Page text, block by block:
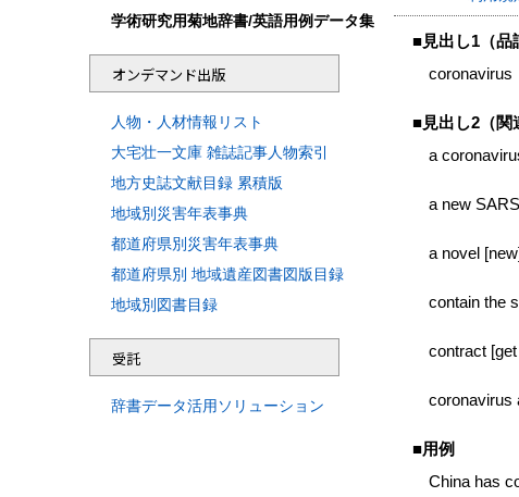
■見出し1（品
■見出し2（関
a
a new
a novel
contain the
contract
coronavirus
■用例
China has
学術研究用菊地辞書/英語用例データ集
オンデマンド出版
人物・人材情報リスト
大宅壮一文庫 雑誌記事人物索引
地方史誌文献目録 累積版
地域別災害年表事典
都道府県別災害年表事典
都道府県別 地域遺産図書図版目録
地域別図書目録
受託
辞書データ活用ソリューション